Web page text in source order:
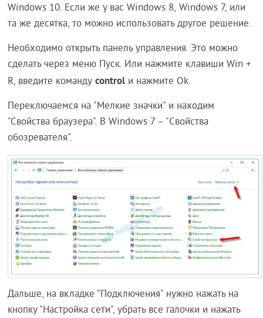
Windows 10. Если же у вас Windows 8, Windows 7, или
та же десятка, то можно использовать другое решение.
Необходимо открыть панель управления. Это можно
сделать через меню Пуск. Или нажмите клавиши Win +
R, введите командуcontrol и нажмите Ok.
Переключаемся на "Мелкие значки" и находим
"Свойства браузера". В Windows 7 – "Свойства
обозревателя".
Дальше, на вкладке "Подключения" нужно нажать на
кнопку "Настройка сети", убрать все галочки и нажать